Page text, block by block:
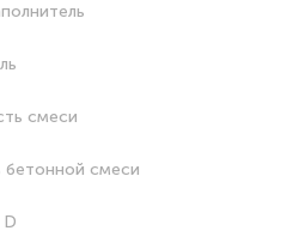
смеси
смеси